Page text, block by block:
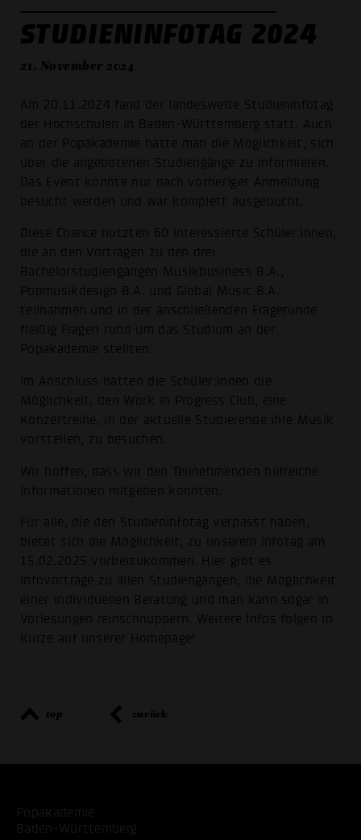
STUDIENINFOTAG 2024
21. November 2024
Am 20.11.2024 fand der landesweite Studieninfotag
der Hochschulen in Baden-Württemberg statt. Auch
an der Popakademie hatte man die Möglichkeit, sich
über die angebotenen Studiengänge zu informieren.
Das Event konnte nur nach vorheriger Anmeldung
besucht werden und war komplett ausgebucht.
Diese Chance nutzten 60 interessierte Schüler:innen,
die an den Vorträgen zu den drei
Bachelorstudiengängen Musikbusiness B.A.,
Popmusikdesign B.A. und Global Music B.A.
teilnahmen und in der anschließenden Fragerunde
fleißig Fragen rund um das Studium an der
Popakademie stellten.
Im Anschluss hatten die Schüler:innen die
Möglichkeit, den Work in Progress Club, eine
Konzertreihe, in der aktuelle Studierende ihre Musik
vorstellen, zu besuchen.
Wir hoffen, dass wir den Teilnehmenden hilfreiche
Informationen mitgeben konnten.
Für alle, die den Studieninfotag verpasst haben,
bietet sich die Möglichkeit, zu unserem Infotag am
15.02.2025 vorbeizukommen. Hier gibt es
Infovorträge zu allen Studiengängen, die Möglichkeit
einer individuellen Beratung und man kann sogar in
Vorlesungen reinschnuppern. Weitere Infos folgen in
Kürze auf unserer Homepage!
top zurück
Popakademie
Baden-Württemberg